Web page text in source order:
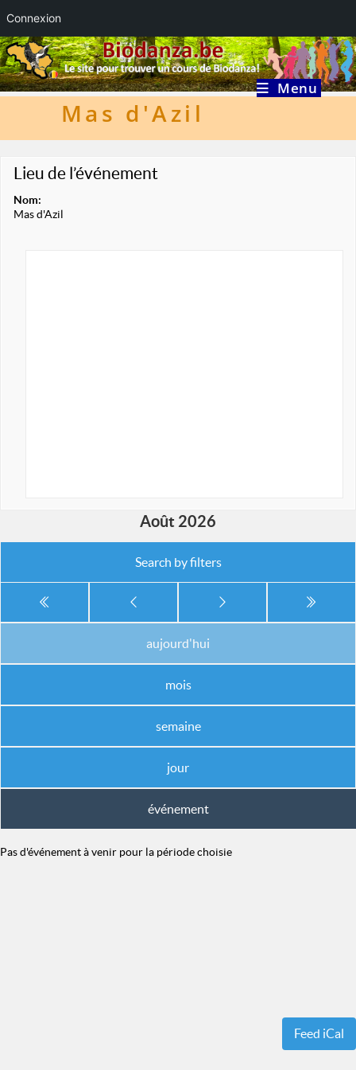
Connexion
Skip
to
content
Menu
Mas d'Azil
Lieu de l’événement
Nom:
Mas d'Azil
Août 2026
Search by filters
aujourd'hui
mois
semaine
jour
événement
Pas d'événement à venir pour la période choisie
Feed iCal